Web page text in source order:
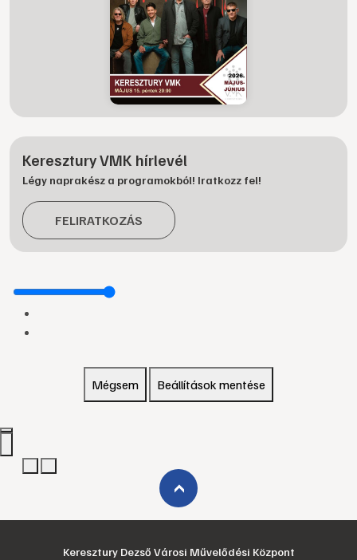
Keresztury VMK hírlevél
Légy naprakész a programokból! Iratkozz fel!
FELIRATKOZÁS
Mégsem Beállítások mentése
›
Keresztury Dezső Városi Művelődési Központ